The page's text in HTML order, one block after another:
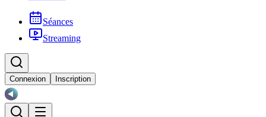
Séances
Streaming
Connexion Inscription